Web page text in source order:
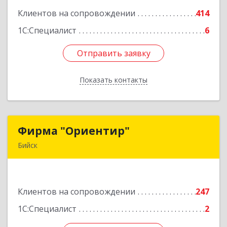
Клиентов на сопровождении
414
1С:Специалист
6
Отправить заявку
Показать контакты
Подробнее
Отправить заявку
Назад
Фирма "Ориентир"
Бийск
Клиентов на сопровождении
247
1С:Специалист
2
Фирма "Ориентир"
Подробнее